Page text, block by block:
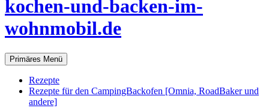
kochen-und-backen-im-
wohnmobil.de
Suchen
Primäres Menü
Rezepte
Rezepte für den CampingBackofen [Omnia, RoadBaker und
andere]